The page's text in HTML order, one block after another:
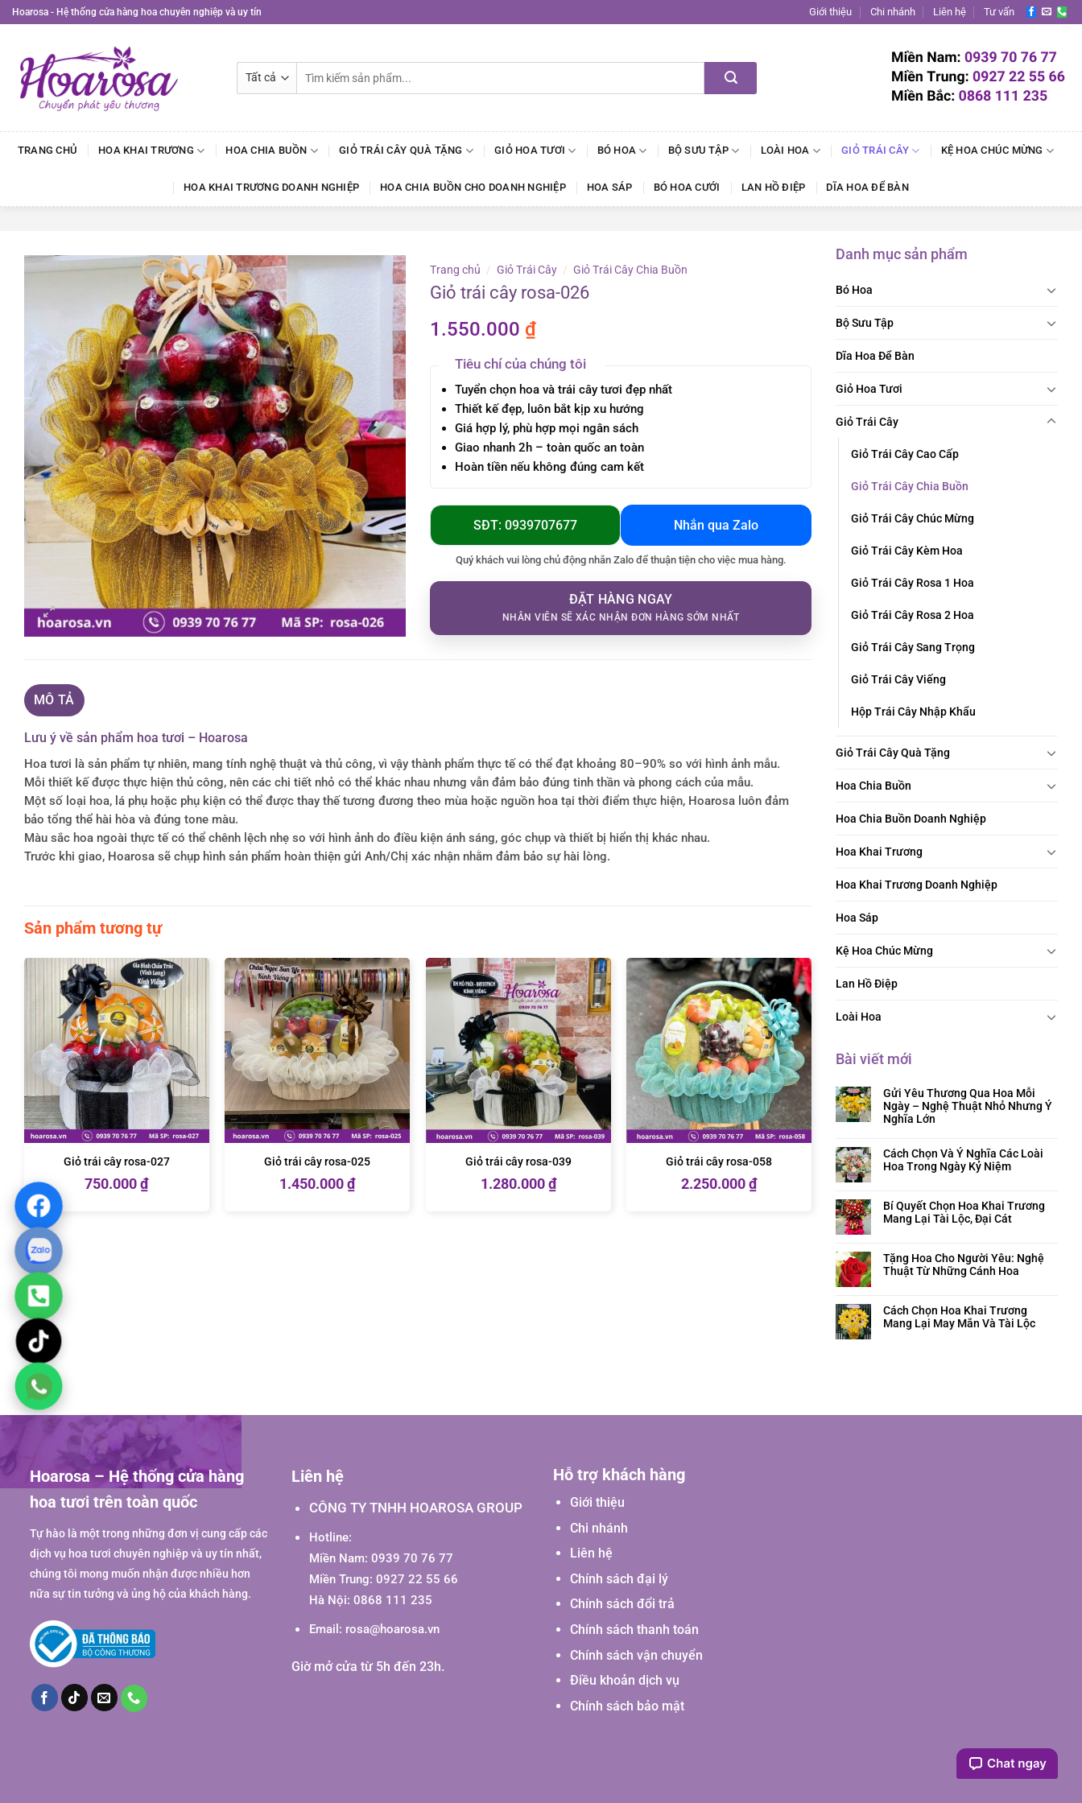
Bỏ
qua
dung
Hoarosa - Hệ thống cửa hàng hoa chuyên nghiệp và uy tín Giới thiệu Chi nhánh Liên hệ Tư vấn
kiếm:
TRANG CHỦ HOA KHAI TRƯƠNG HOA CHIA BUỒN GIỎ TRÁI CÂY QUÀ TẶNG GIỎ HOA TƯƠI BÓ HOA BỘ SƯU TẬP LOÀI HOA GIỎ TRÁI CÂY KỆ HOA CHÚC MỪNG
HOA KHAI TRƯƠNG DOANH NGHIỆP HOA CHIA BUỒN CHO DOANH NGHIỆP HOA SÁP BÓ HOA CƯỚI LAN HỒ ĐIỆP DĨA HOA ĐỂ BÀN
Danh mục sản phẩm
Bó Hoa
Bộ Sưu Tập
Dĩa Hoa Để Bàn
Giỏ Hoa Tươi
Giỏ Trái Cây
Giỏ Trái Cây Cao Cấp
Giỏ Trái Cây Chia Buồn
Giỏ Trái Cây Chúc Mừng
Giỏ Trái Cây Kèm Hoa
Giỏ Trái Cây Rosa 1 Hoa
Giỏ Trái Cây Rosa 2 Hoa
Giỏ Trái Cây Sang Trọng
Giỏ Trái Cây Viếng
Hộp Trái Cây Nhập Khẩu
Giỏ Trái Cây Quà Tặng
Hoa Chia Buồn
Hoa Chia Buồn Doanh Nghiệp
Hoa Khai Trương
Hoa Khai Trương Doanh Nghiệp
Hoa Sáp
Kệ Hoa Chúc Mừng
Lan Hồ Điệp
Loài Hoa
Bài viết mới
Gửi Yêu Thương Qua Hoa Mỗi
Ngày – Nghệ Thuật Nhỏ Nhưng Ý
Nghĩa Lớn
Cách Chọn Và Ý Nghĩa Các Loài
Hoa Trong Ngày Kỷ Niệm
Bí Quyết Chọn Hoa Khai Trương
Mang Lại Tài Lộc, Đại Cát
Tặng Hoa Cho Người Yêu: Nghệ
Thuật Từ Những Cánh Hoa
Cách Chọn Hoa Khai Trương
Mang Lại May Mắn Và Tài Lộc
Trang chủ / Giỏ Trái Cây / Giỏ Trái Cây Chia Buồn
Giỏ trái cây rosa-026
1.550.000 ₫
Tiêu chí của chúng tôi
Tuyển chọn hoa và trái cây tươi đẹp nhất
Thiết kế đẹp, luôn bắt kịp xu hướng
Giá hợp lý, phù hợp mọi ngân sách
Giao nhanh 2h – toàn quốc an toàn
Hoàn tiền nếu không đúng cam kết
SĐT: 0939707677 Nhắn qua Zalo
Quý khách vui lòng chủ động nhắn Zalo để thuận tiện cho việc mua hàng.
ĐẶT HÀNG NGAY
NHÂN VIÊN SẼ XÁC NHẬN ĐƠN HÀNG SỚM NHẤT
MÔ TẢ
Lưu ý về sản phẩm hoa tươi – Hoarosa
Hoa tươi là sản phẩm tự nhiên, mang tính nghệ thuật và thủ công, vì vậy thành phẩm thực tế có thể đạt khoảng 80–90% so với hình ảnh mẫu.
Mỗi thiết kế được thực hiện thủ công, nên các chi tiết nhỏ có thể khác nhau nhưng vẫn đảm bảo đúng tinh thần và phong cách của mẫu.
Một số loại hoa, lá phụ hoặc phụ kiện có thể được thay thế tương đương theo mùa hoặc nguồn hoa tại thời điểm thực hiện, Hoarosa luôn đảm
bảo tổng thể hài hòa và đúng tone màu.
Màu sắc hoa ngoài thực tế có thể chênh lệch nhẹ so với hình ảnh do điều kiện ánh sáng, góc chụp và thiết bị hiển thị khác nhau.
Trước khi giao, Hoarosa sẽ chụp hình sản phẩm hoàn thiện gửi Anh/Chị xác nhận nhằm đảm bảo sự hài lòng.
Sản phẩm tương tự
Giỏ trái cây rosa-027
750.000₫
Giỏ trái cây rosa-025
1.450.000₫
Giỏ trái cây rosa-039
1.280.000₫
Giỏ trái cây rosa-058
2.250.000₫
Hoarosa – Hệ thống cửa hàng
hoa tươi trên toàn quốc
Tự hào là một trong những đơn vị cung cấp các
dịch vụ hoa tươi chuyên nghiệp và uy tín nhất,
chúng tôi mong muốn nhận được nhiều hơn
nữa sự tin tưởng và ủng hộ của khách hàng.
Liên hệ
CÔNG TY TNHH HOAROSA GROUP
Hotline:
Miền Nam: 0939 70 76 77
Miền Trung: 0927 22 55 66
Hà Nội: 0868 111 235
Email: rosa@hoarosa.vn
Giờ mở cửa từ 5h đến 23h.
Hỗ trợ khách hàng
Giới thiệu
Chi nhánh
Liên hệ
Chính sách đại lý
Chính sách đổi trả
Chính sách thanh toán
Chính sách vận chuyển
Điều khoản dịch vụ
Chính sách bảo mật